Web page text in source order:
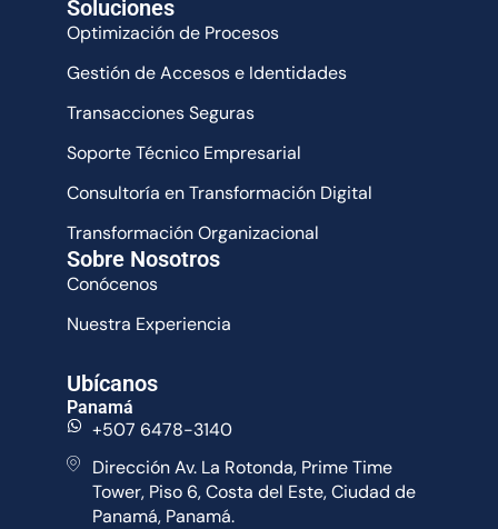
Soluciones
Optimización de Procesos
Gestión de Accesos e Identidades
Transacciones Seguras
Soporte Técnico Empresarial
Consultoría en Transformación Digital
Transformación Organizacional
Sobre Nosotros
Conócenos
Nuestra Experiencia
Ubícanos
Panamá
+507 6478-3140
Dirección Av. La Rotonda, Prime Time
Tower, Piso 6, Costa del Este, Ciudad de
Panamá, Panamá.